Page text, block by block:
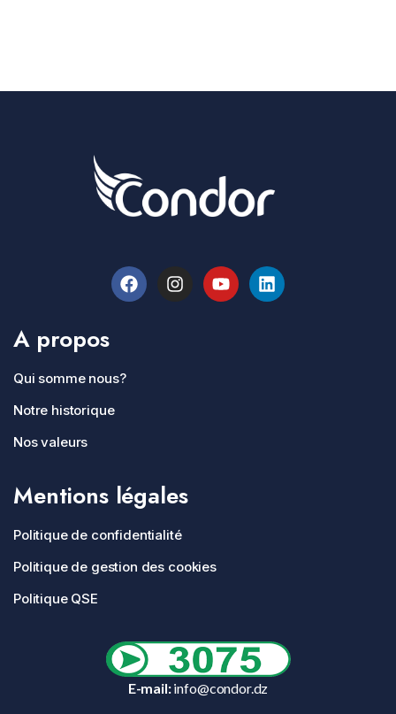
A propos
Qui somme nous?
Notre historique
Nos valeurs
Mentions légales
Politique de confidentialité
Politique de gestion des cookies
Politique QSE
E-mail:info@condor.dz